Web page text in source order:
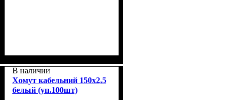
В наличии
Хомут кабельний 150x2,5
белый (уп.100шт)